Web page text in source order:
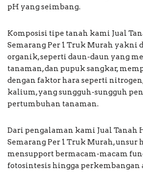
pH yang seimbang.
Komposisi tipe tanah kami Jual
Semarang Per 1 Truk Murah yakni
organik, seperti daun-daun yang
tanaman, dan pupuk sangkar,
dengan faktor hara seperti nitrogen,
kalium, yang sungguh-sungguh
pertumbuhan tanaman.
Dari pengalaman kami Jual Tanah
Semarang Per 1 Truk Murah, unsur
mensupport bermacam-macam
fotosintesis hingga perkembangan